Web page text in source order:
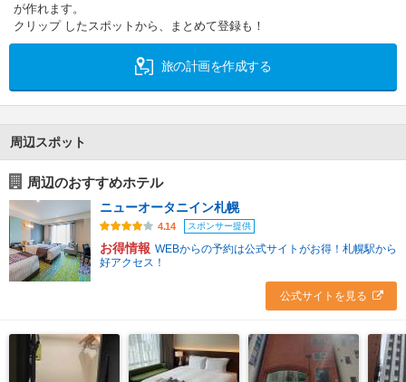
が作れます。
クリップ したスポットから、まとめて登録も！
旅の計画を作成する
周辺スポット
周辺のおすすめホテル
ニューオータニイン札幌
4.14 スポンサー提供
お得情報 WEBからの予約は公式サイトがお得！札幌駅から
好アクセス！
公式サイトを見る